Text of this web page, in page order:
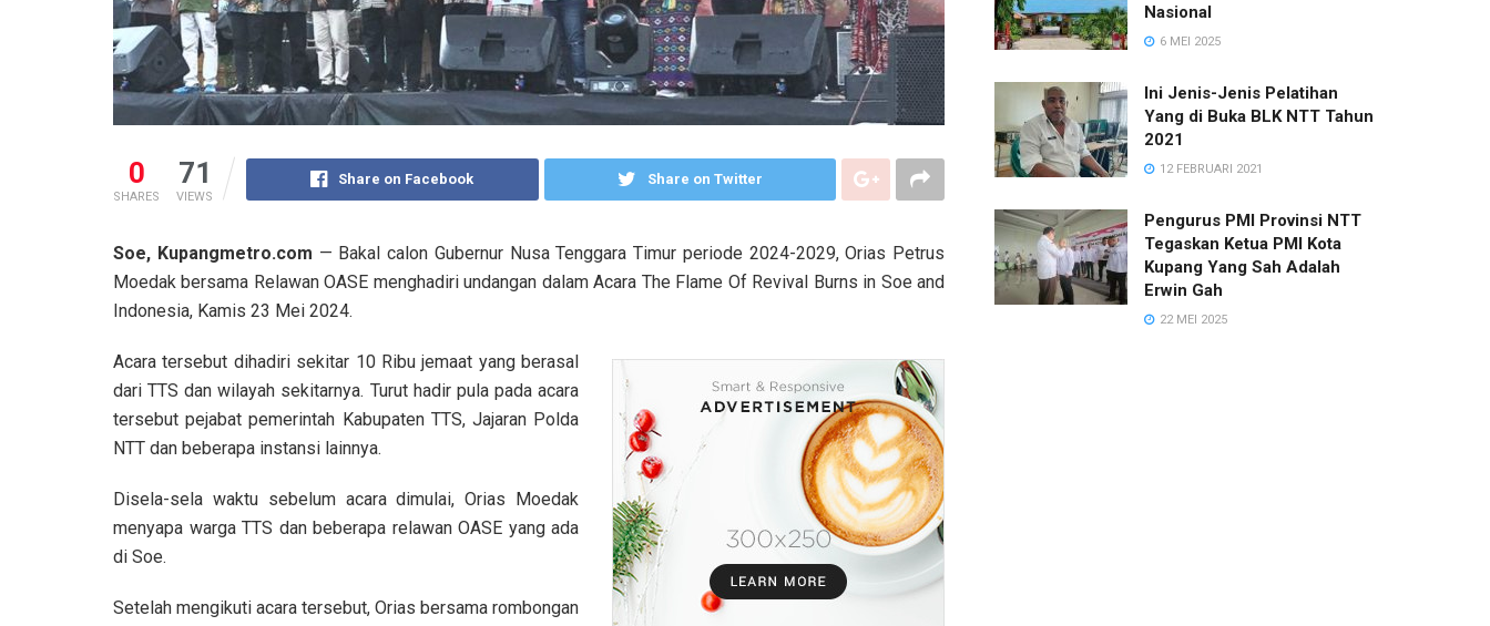
0
SHARES
71
VIEWS
Share on Facebook Share on Twitter
Soe, Kupangmetro.com — Bakal calon Gubernur Nusa Tenggara Timur periode 2024-2029, Orias Petrus
Moedak bersama Relawan OASE menghadiri undangan dalam Acara The Flame Of Revival Burns in Soe and
Indonesia, Kamis 23 Mei 2024.
Acara tersebut dihadiri sekitar 10 Ribu jemaat yang berasal
dari TTS dan wilayah sekitarnya. Turut hadir pula pada acara
tersebut pejabat pemerintah Kabupaten TTS, Jajaran Polda
NTT dan beberapa instansi lainnya.
Disela-sela waktu sebelum acara dimulai, Orias Moedak
menyapa warga TTS dan beberapa relawan OASE yang ada
di Soe.
Setelah mengikuti acara tersebut, Orias bersama rombongan
Nasional
6 MEI 2025
Ini Jenis-Jenis Pelatihan
Yang di Buka BLK NTT Tahun
2021
12 FEBRUARI 2021
Pengurus PMI Provinsi NTT
Tegaskan Ketua PMI Kota
Kupang Yang Sah Adalah
Erwin Gah
22 MEI 2025